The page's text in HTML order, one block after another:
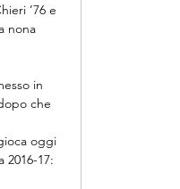
Live Streaming 14 ore fa — Calcio. Italia. Serie B. Guardare Live Streaming della partita Ternana — Calcio Lecco 1912 • Inizia il 15:15 GMT, 24.02.2024 • Gratis e senza registrazione.

Ampio spazio della puntata d Mattino Cinque in onda oggi 16 maggio 2019, dedicato al caso “Pamela Prati”. In puntata sono stati mostrati molti spezzoni di Live-Non è la d’Urso e Federica Panicucci ha lasciato spazio ai suoi opinionisti per commentare …

Sarà una tra il Debreceni VSC e l’FK Kukësi l’avversaria della Roma al secondo turno preliminare di Europa League. Alla presenza di Tempestilli i giallorossi sono stati sorteggiati a Nyon contro la vincente del primo turno (andata 11 luglio, ritorno 18 luglio) tra il …

Visualizza il profilo professionale di Cristina Maria Roccella su LinkedIn. LinkedIn è la rete professionale più grande al mondo utilizzata dai professionisti come Cristina Maria Roccella per trovare collegamenti che possano segnalare candidati, esperti e business partner.

Gli alleati, dopo aver risalito l’Italia Meridionale, restarono blocca